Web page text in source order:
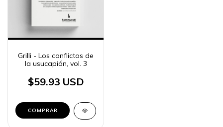
Grilli - Los conflictos de
la usucapión, vol. 3
$59.93 USD
COMPRAR